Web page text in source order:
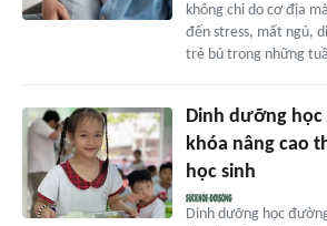
không chỉ do cơ địa
đến stress, mất ngủ,
trẻ bú trong những
Dinh dưỡng
khóa nâng cao
học sinh
Dinh dưỡng học